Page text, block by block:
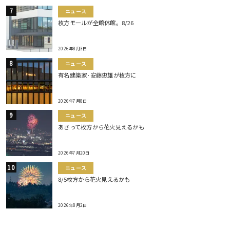
ニュース
枚方モールが全館休館。8/26
2026年8月3日
ニュース
有名建築家･安藤忠雄が枚方に
2026年7月8日
ニュース
あさって枚方から花火見えるかも
2026年7月20日
ニュース
8/5枚方から花火見えるかも
2026年8月2日